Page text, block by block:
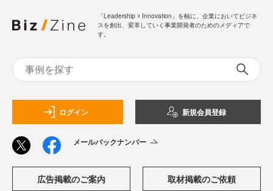
「Leadership ☓ Innovation」を軸に、企業においてビジネ
スを創出、変革していく事業開発者のためのメディアで
す。
ログイン 新規会員登録
メールバックナンバー
広告掲載のご案内 取材掲載のご依頼